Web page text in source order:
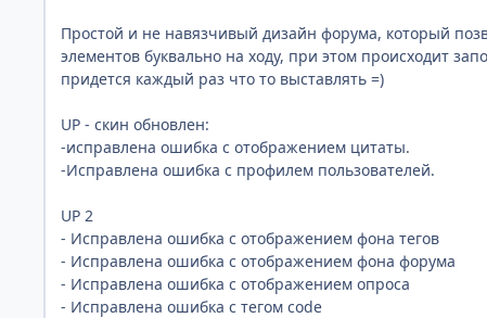
Простой и не навязчивый дизайн форума, который
элементов буквально на ходу, при этом происходит
придется каждый раз что то выставлять =)
UP - скин обновлен:
-исправлена ошибка с отображением цитаты.
-Исправлена ошибка с профилем пользователей.
UP 2
- Исправлена ошибка с отображением фона тегов
- Исправлена ошибка с отображением фона форума
- Исправлена ошибка с отображением опроса
- Исправлена ошибка с тегом code